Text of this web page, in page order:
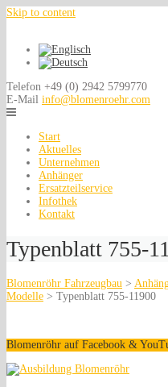
Skip to content
Telefon +49 (0) 2942 5799770
E-Mail info@blomenroehr.com
Start
Aktuelles
Unternehmen
Anhänger
Ersatzteilservice
Infothek
Kontakt
Typenblatt 755-
Blomenröhr Fahrzeugbau >
Modelle > Typenblatt 755-11900
Blomenröhr auf Facebook &